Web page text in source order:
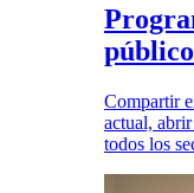
Compartir
actual,
todos los